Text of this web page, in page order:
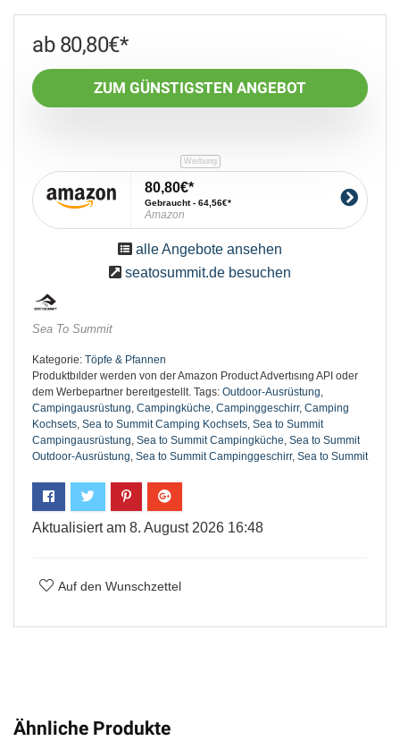
80,80€
ZUM GÜNSTIGSTEN ANGEBOT
80,80€
Gebraucht - 64,56€
Amazon
alle Angebote ansehen
seatosummit.de besuchen
Sea To Summit
Kategorie: Töpfe & Pfannen
Produktbılder werden von der Amazon Product Advertısıng API oder
dem Werbepartner bereıtgestellt. Tags: Outdoor-Ausrüstung
Campingausrüstung Campingküche Campinggeschirr, Camping
Kochsets Sea to Summit Camping Kochsets Sea to Summit
Campingausrüstung Sea to Summit Campingküche Sea to Summit
Outdoor-Ausrüstung Sea to Summit Campinggeschirr, Sea to Summit
Aktualisiert am 8. August 2026 16:48
Auf den Wunschzettel
Ähnliche Produkte